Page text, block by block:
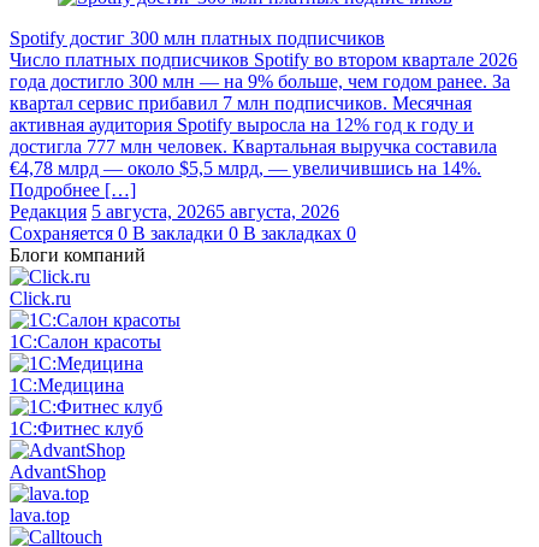
Spotify достиг 300 млн платных подписчиков
Число платных подписчиков Spotify во втором квартале 2026
года достигло 300 млн — на 9% больше, чем годом ранее. За
квартал сервис прибавил 7 млн подписчиков. Месячная
активная аудитория Spotify выросла на 12% год к году и
достигла 777 млн человек. Квартальная выручка составила
€4,78 млрд — около $5,5 млрд, — увеличившись на 14%.
Подробнее […]
Редакция 5 августа, 20265 августа, 2026
Сохраняется 0 В закладки 0 В закладках 0
Блоги компаний
Click.ru
1С:Салон красоты
1С:Медицина
1С:Фитнес клуб
AdvantShop
lava.top